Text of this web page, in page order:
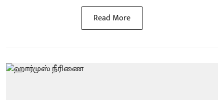
Read More